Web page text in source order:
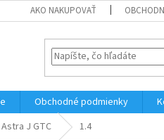
AKO NAKUPOVAŤ
Obchodné podmienky
Astra J GTC 1.4